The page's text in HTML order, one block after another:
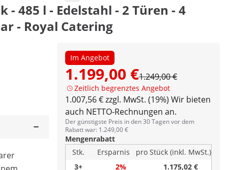
- 485 l - Edelstahl - 2 Türen - 4
- Royal Catering
Im Angebot
1.199,00 €1.249,00 €
Zeitlich begrenztes Angebot
1.007,56 € zzgl. MwSt. (19%) Wir bieten
auch NETTO-Rechnungen an.
Der günstigste Preis in den 30 Tagen vor dem
Rabatt war: 1.249,00 €
Mengenrabatt
Stk.
Ersparnis
pro Stück (inkl. MwSt.)
3+
2%
1.175,02 €